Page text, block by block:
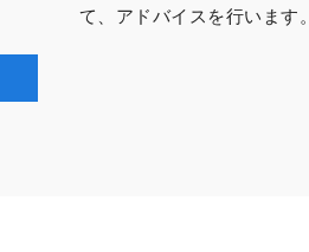
て、アドバイスを行います。